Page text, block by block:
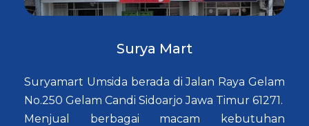
Surya Mart
Suryamart Umsida berada di Jalan Raya Gelam
No.250 Gelam Candi Sidoarjo Jawa Timur 61271.
Menjual berbagai macam kebutuhan